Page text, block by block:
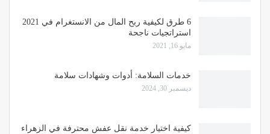
6 طرق لكيفية ربح المال من الانستغرام في 2021
استراتجيات ناجحة
مايو 16, 2021
خدمات السلامة: أدوات وشهادات سلامة
ديسمبر 30, 2024
كيفية اختيار خدمة نقل عفش محترفة في الزهراء